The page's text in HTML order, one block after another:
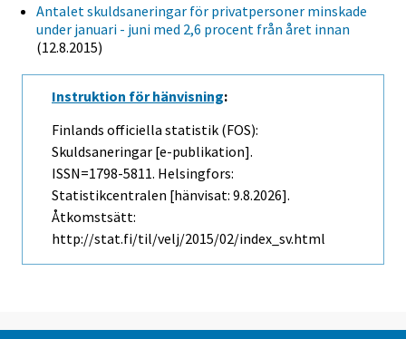
Antalet skuldsaneringar för privatpersoner minskade
under januari - juni med 2,6 procent från året innan
(12.8.2015)
Instruktion för hänvisning:
Finlands officiella statistik (FOS):
Skuldsaneringar [e-publikation].
ISSN=1798-5811. Helsingfors:
Statistikcentralen [hänvisat: 9.8.2026].
Åtkomstsätt:
http://stat.fi/til/velj/2015/02/index_sv.html